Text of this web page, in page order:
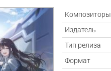
Композиторы
Издатель
Тип релиза
Формат